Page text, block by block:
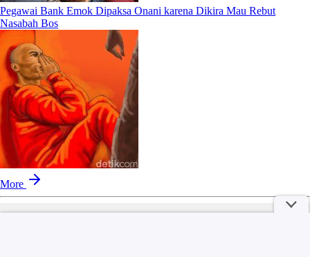
Pegawai Bank Emok Dipaksa Onani karena Dikira Mau Rebut
Nasabah Bos
More